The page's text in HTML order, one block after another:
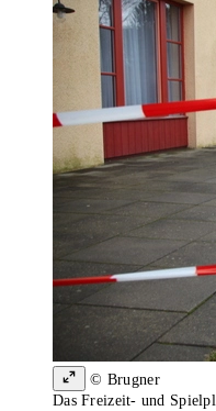
© Brugner
Das Freizeit- und